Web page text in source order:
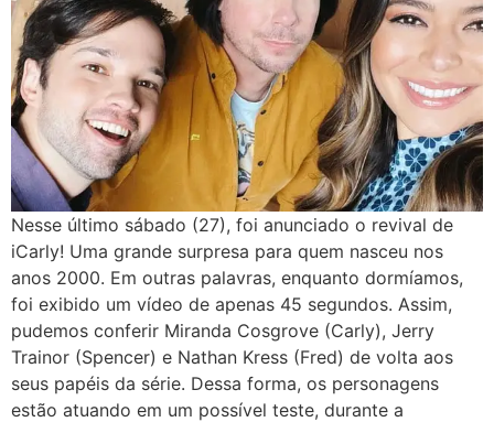
Nesse último sábado (27), foi anunciado o revival de
iCarly! Uma grande surpresa para quem nasceu nos
anos 2000. Em outras palavras, enquanto dormíamos,
foi exibido um vídeo de apenas 45 segundos. Assim,
pudemos conferir Miranda Cosgrove (Carly), Jerry
Trainor (Spencer) e Nathan Kress (Fred) de volta aos
seus papéis da série. Dessa forma, os personagens
estão atuando em um possível teste, durante a